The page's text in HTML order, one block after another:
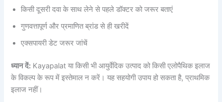
किसी दूसरी दवा के साथ लेने से पहले डॉक्टर को जरूर बताएं
गुणवत्तापूर्ण और प्रमाणित ब्रांड से ही खरीदें
एक्सपायरी डेट जरूर जांचें
ध्यान दें: Kayapalat या किसी भी आयुर्वेदिक उत्पाद को किसी एलोपैथिक इलाज
के विकल्प के रूप में इस्तेमाल न करें। यह सहयोगी उपाय हो सकता है, प्राथमिक
इलाज नहीं।